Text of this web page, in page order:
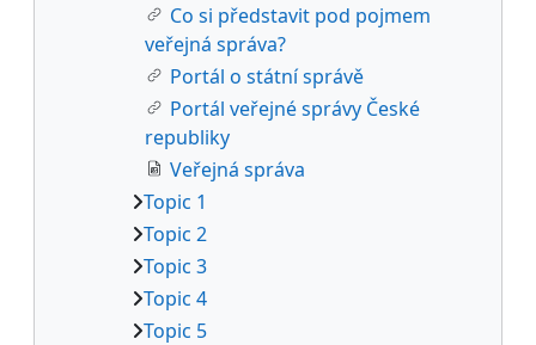
Co si představit pod pojmem
veřejná správa?
Portál o státní správě
Portál veřejné správy České
republiky
Veřejná správa
Topic 1
Topic 2
Topic 3
Topic 4
Topic 5